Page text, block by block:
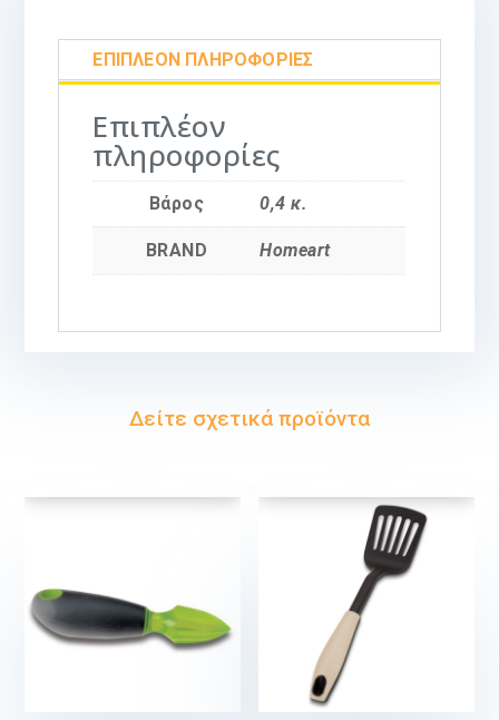
ΕΠΙΠΛΈΟΝ ΠΛΗΡΟΦΟΡΊΕΣ
Επιπλέον
πληροφορίες
Βάρος 0,4 κ.
BRAND Homeart
Δείτε σχετικά προϊόντα